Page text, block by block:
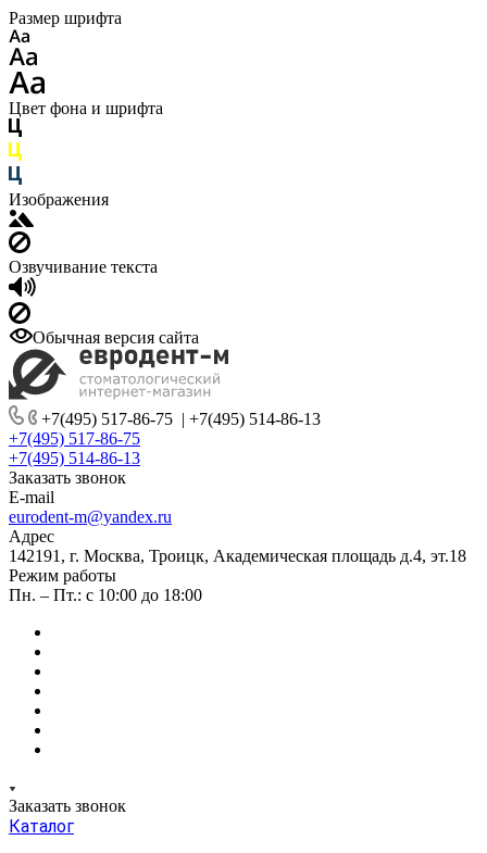
Размер шрифта
Цвет фона и шрифта
Изображения
Озвучивание текста
Обычная версия сайта
+7(495) 517-86-75 | +7(495) 514-86-13
+7(495) 517-86-75
+7(495) 514-86-13
Заказать звонок
E-mail
eurodent-m@yandex.ru
Адрес
142191, г. Москва, Троицк, Академическая площадь д.4, эт.18
Режим работы
Пн. – Пт.: с 10:00 до 18:00
Заказать звонок
Каталог